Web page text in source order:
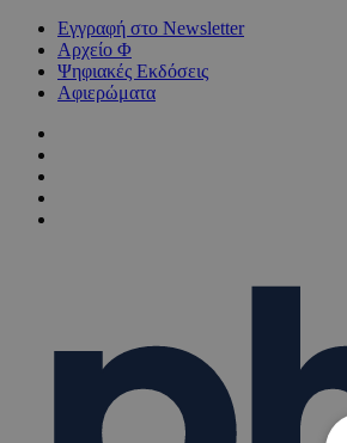
Εγγραφή στο Newsletter
Αρχείο Φ
Ψηφιακές Εκδόσεις
Αφιερώματα